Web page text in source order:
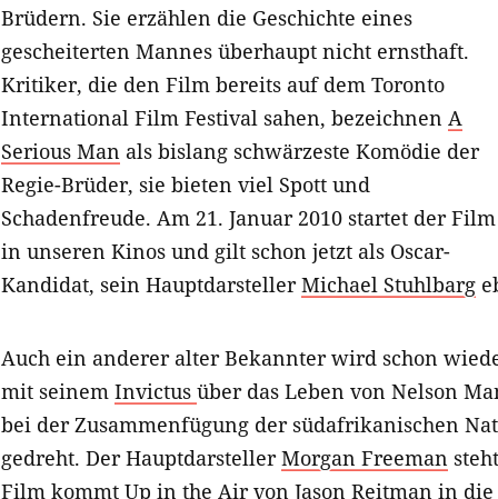
Brüdern. Sie erzählen die Geschichte eines
gescheiterten Mannes überhaupt nicht ernsthaft.
Kritiker, die den Film bereits auf dem Toronto
International Film Festival sahen, bezeichnen A
Serious Man als bislang schwärzeste Komödie der
Regie-Brüder, sie bieten viel Spott und
Schadenfreude. Am 21. Januar 2010 startet der Film
in unseren Kinos und gilt schon jetzt als Oscar-
Kandidat, sein HauptdarstellerMichael Stuhlbarg
Auch ein anderer alter Bekannter wird schon
mit seinem Invictus über das Leben von Nelson
bei der Zusammenfügung der südafrikanischen
gedreht. Der HauptdarstellerMorgan Freeman
Film kommt Up in the Airvon Jason Reitman in die